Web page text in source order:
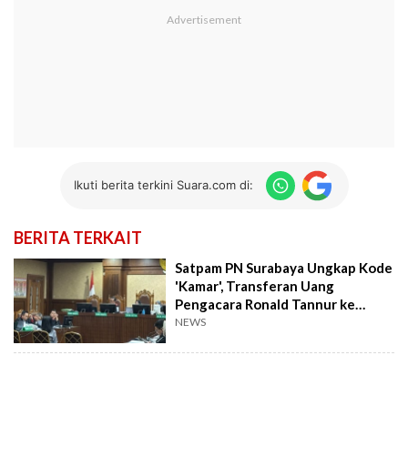
Ikuti berita terkini Suara.com di:
BERITA TERKAIT
Satpam PN Surabaya Ungkap Kode
'Kamar', Transferan Uang
Pengacara Ronald Tannur ke
Sejumlah Orang
NEWS